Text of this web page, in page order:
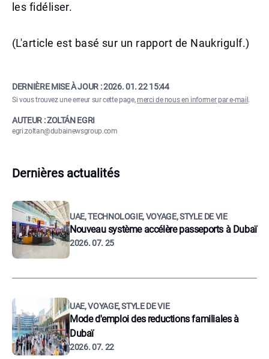
les fidéliser.
(L'article est basé sur un rapport de Naukrigulf.)
DERNIÈRE MISE À JOUR :2026. 01. 22 15:44
Si vous trouvez une erreur sur cette page,merci de nous en informer par e-mail .
AUTEUR : ZOLTÁN EGRI
egri.zoltan@dubainewsgroup.com
Dernières actualités
UAE, TECHNOLOGIE, VOYAGE, STYLE DE VIE
Nouveau système accélère passeports à Dubaï
2026. 07. 25
UAE, VOYAGE, STYLE DE VIE
Mode d'emploi des reductions familiales à
Dubaï
2026. 07. 22